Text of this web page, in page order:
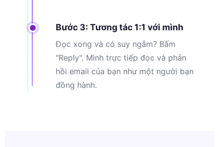
Bước 3: Tương tác 1:1 với mình
Đọc xong và có suy ngẫm? Bấm
"Reply". Mình trực tiếp đọc và phản
hồi email của bạn như một người bạn
đồng hành.